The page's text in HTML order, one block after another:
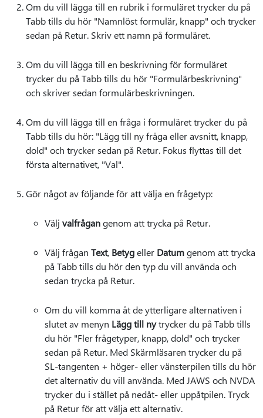
Om du vill lägga till en rubrik i formuläret trycker du på
Tabb tills du hör "Namnlöst formulär, knapp" och trycker
sedan på Retur. Skriv ett namn på formuläret.
Om du vill lägga till en beskrivning för formuläret
trycker du på Tabb tills du hör "Formulärbeskrivning"
och skriver sedan formulärbeskrivningen.
Om du vill lägga till en fråga i formuläret trycker du på
Tabb tills du hör: "Lägg till ny fråga eller avsnitt, knapp,
dold" och trycker sedan på Retur. Fokus flyttas till det
första alternativet, "Val".
Gör något av följande för att välja en frågetyp:
Välj valfrågangenom att trycka på Retur.
Välj frågan Text, Betygeller Datumgenom att trycka
på Tabb tills du hör den typ du vill använda och
sedan trycka på Retur.
Om du vill komma åt de ytterligare alternativen i
slutet av menyn Lägg till nytrycker du på Tabb tills
du hör "Fler frågetyper, knapp, dold" och trycker
sedan på Retur. Med Skärmläsaren trycker du på
SL-tangenten + höger- eller vänsterpilen tills du hör
det alternativ du vill använda. Med JAWS och NVDA
trycker du i stället på nedåt- eller uppåtpilen. Tryck
på Retur för att välja ett alternativ.